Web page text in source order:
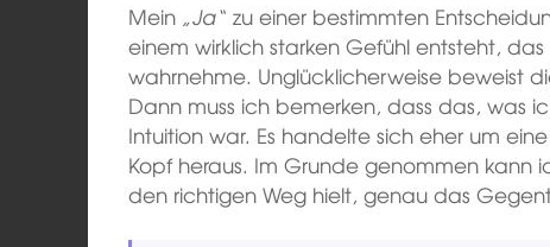
Mein „Ja“ zu einer bestimmten
einem wirklich starken Gefühl entsteht, das
wahrnehme. Unglücklicherweise beweist
Dann muss ich bemerken, dass das, was
Intuition war. Es handelte sich eher um
Kopf heraus. Im Grunde genommen kann
den richtigen Weg hielt, genau das